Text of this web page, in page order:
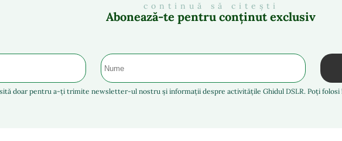
continuă să citești
Abonează-te pentru conținut exclusiv
doar pentru a-ți trimite newsletter-ul nostru și informații despre activitățile Ghidul DSLR. Poți